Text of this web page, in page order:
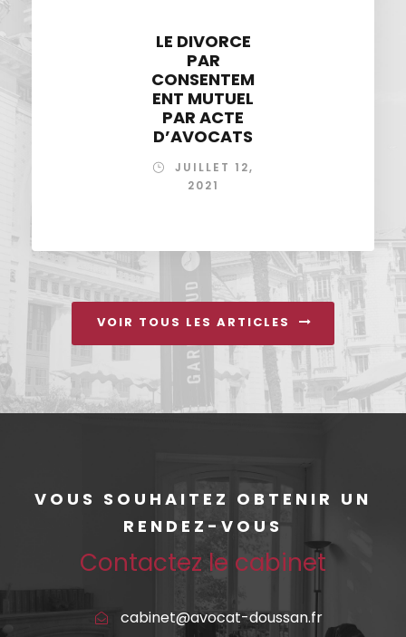
LE DIVORCE
PAR
CONSENTEM
ENT MUTUEL
PAR ACTE
D’AVOCATS
JUILLET 12,
2021
VOIR TOUS LES ARTICLES
VOUS SOUHAITEZ OBTENIR UN
RENDEZ-VOUS
Contactez le cabinet
cabinet@avocat-doussan.fr